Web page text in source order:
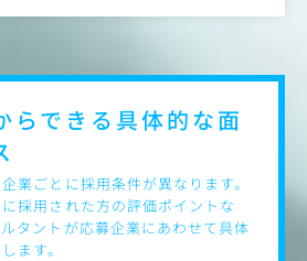
らできる具体的な面
業ごとに採用条件が異なります。
採用された方の評価ポイントな
タントが応募企業にあわせて具体
ます。